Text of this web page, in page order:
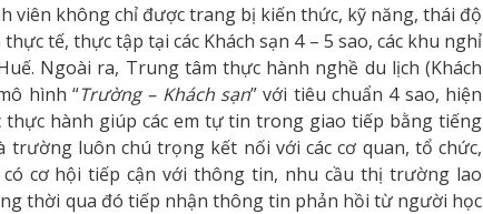
không chỉ được trang bị kiến thức, kỹ năng, thái độ
tế, thực tập tại các Khách sạn 4 – 5 sao, các khu nghỉ
Ngoài ra, Trung tâm thực hành nghề du lịch (Khách
hình “Trường – Khách sạn” với tiêu chuẩn 4 sao, hiện
thực hành giúp các em tự tin trong giao tiếp bằng tiếng
trường luôn chú trọng kết nối với các cơ quan, tổ chức,
cơ hội tiếp cận với thông tin, nhu cầu thị trường lao
thời qua đó tiếp nhận thông tin phản hồi từ người học